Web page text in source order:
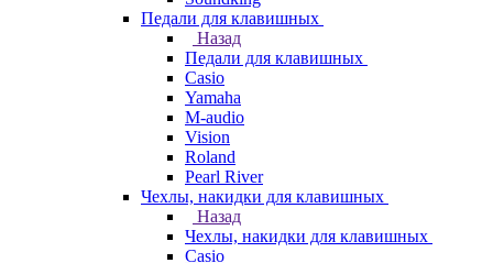
Педали для клавишных
Назад
Педали для клавишных
Casio
Yamaha
M-audio
Vision
Roland
Pearl River
Чехлы, накидки для клавишных
Назад
Чехлы, накидки для клавишных
Casio